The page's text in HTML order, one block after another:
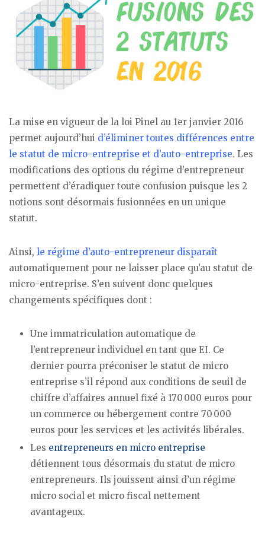
La mise en vigueur de la loi Pinel au 1er janvier 2016
permet aujourd’hui d’éliminer toutes différences entre
le statut de micro-entreprise et d’auto-entreprise. Les
modifications des options du régime d’entrepreneur
permettent d’éradiquer toute confusion puisque les 2
notions sont désormais fusionnées en un unique
statut.
Ainsi, le régime d’auto-entrepreneur disparaît
automatiquement pour ne laisser place qu’au statut de
micro-entreprise. S’en suivent donc quelques
changements spécifiques dont :
Une immatriculation automatique de
l’entrepreneur individuel en tant que EI. Ce
dernier pourra préconiser le statut de micro
entreprise s’il répond aux conditions de seuil de
chiffre d’affaires annuel fixé à 170 000 euros pour
un commerce ou hébergement contre 70 000
euros pour les services et les activités libérales.
Les entrepreneurs en micro entreprise
détiennent tous désormais du statut de micro
entrepreneurs. Ils jouissent ainsi d’un régime
micro social et micro fiscal nettement
avantageux.